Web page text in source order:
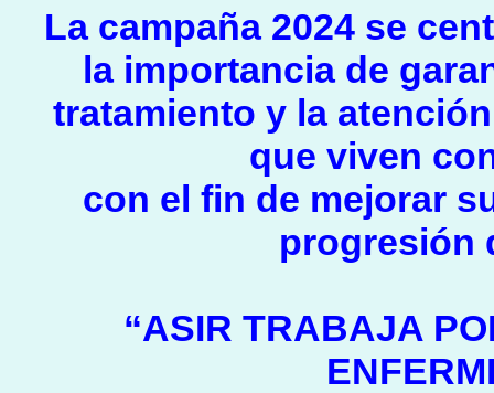
La campaña 2024 se
la importancia de
tratamiento y la
que viven
con el fin de mejorar
progresión
“ASIR TRABAJA